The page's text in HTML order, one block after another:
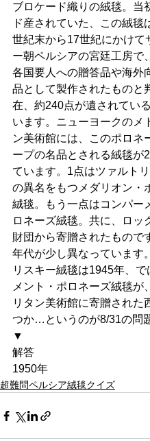
ブロケード織りの絨毯。当
ド産されていた、この絨毯
世紀末から17世紀にかけて
ー朝ペルシアの宮廷工房で
各国要人への贈答品や海外
品として製作されたものと
在、約240点が遺されてい
います。ニューヨークのメ
ン美術館には、このポロネ
ープの名品とされる絨毯が
ています。1点はツァルト
の異名をもつメダリオン・
絨毯。もう一点はコンパー
ロネーズ絨毯。共に、ロッ
財団から寄贈されたもので
年代が少し異なっています
リスキー絨毯は1945年、で
メント・ポロネーズ絨毯が
リタン美術館に寄贈された
つか…というのが8/31の問
▼
解答
1950年
超難問ペルシア絨毯クイズ